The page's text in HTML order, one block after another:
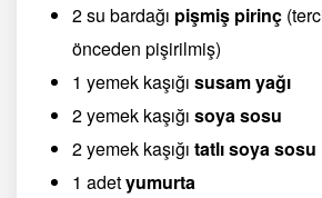
2 su bardağı pişmiş pirinç
önceden pişirilmiş)
1 yemek kaşığı susam yağı
2 yemek kaşığı soya sosu
2 yemek kaşığı tatlı soya sosu
1 adetyumurta